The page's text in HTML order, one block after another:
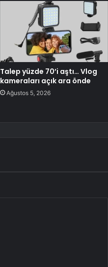
Talep yüzde 70’i aştı… Vlog
kameraları açık ara önde
Ağustos 5, 2026